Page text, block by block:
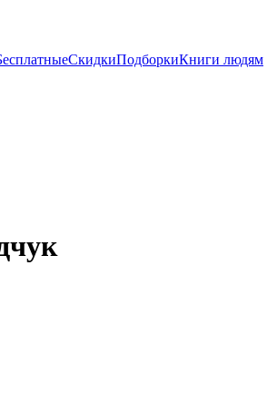
СкидкиПодборкиКниги людям